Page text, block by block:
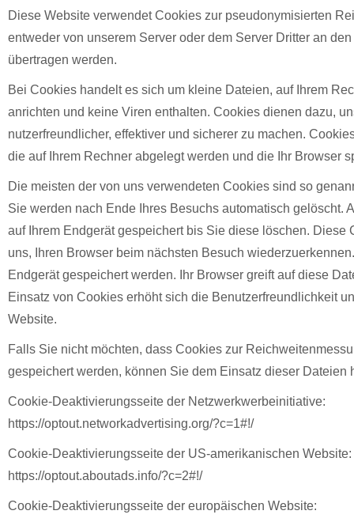
Diese Website verwendet Cookies zur pseudonymisierten
entweder von unserem Server oder dem Server Dritter an
übertragen werden.
Bei Cookies handelt es sich um kleine Dateien, auf Ihrem
anrichten und keine Viren enthalten. Cookies dienen dazu,
nutzerfreundlicher, effektiver und sicherer zu machen.
die auf Ihrem Rechner abgelegt werden und die Ihr Browser
Die meisten der von uns verwendeten Cookies sind so
Sie werden nach Ende Ihres Besuchs automatisch gelöscht.
auf Ihrem Endgerät gespeichert bis Sie diese löschen. Diese
uns, Ihren Browser beim nächsten Besuch
Endgerät gespeichert werden. Ihr Browser greift auf diese
Einsatz von Cookies erhöht sich die Benutzerfreundlichkeit
Website.
Falls Sie nicht möchten, dass Cookies zur
gespeichert werden, können Sie dem Einsatz dieser Dateien
Cookie-Deaktivierungsseite der Netzwerkwerbeinitiative:
https://optout.networkadvertising.org/?c=1#!/
Cookie-Deaktivierungsseite der US-amerikanischen Website:
https://optout.aboutads.info/?c=2#!/
Cookie-Deaktivierungsseite der europäischen Website: